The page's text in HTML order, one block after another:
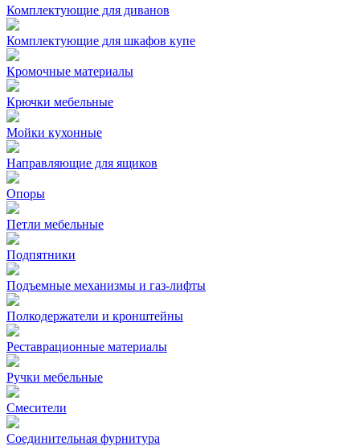
Комплектующие для диванов
Комплектующие для шкафов купе
Кромочные материалы
Крючки мебельные
Мойки кухонные
Направляющие для ящиков
Опоры
Петли мебельные
Подпятники
Подъемные механизмы и газ-лифты
Полкодержатели и кронштейны
Реставрационные материалы
Ручки мебельные
Смесители
Соединительная фурнитура